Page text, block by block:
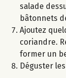
salade
bâtonnets
Ajoutez
coriandre.
former un
Déguster